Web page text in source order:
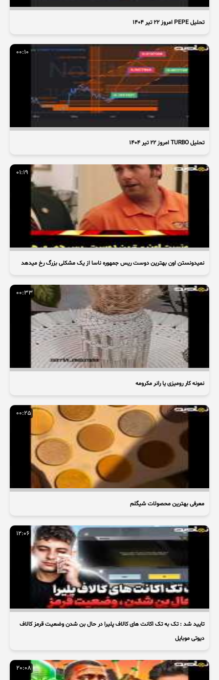
تحلیل PEPE امروز ۲۲ تیر ۱۴۰۴
00:10
تحلیل TURBO امروز ۲۲ تیر ۱۴۰۴
01:19
نمیدونستن اون بهترین دوست ریس جمهوره ناسا از یک مشکلی بزرگ رخ میدهد
00:33
نمونه کار رومیزی یا رانر مکرومه
00:25
معرفی بهترین محصولات شیگلم
12:06
تایید شد : تک به تک اکانت های کالاف پلیرا در حال بن شدن وضعیت قرمز کالاف
دیوتی موبایل
20:08